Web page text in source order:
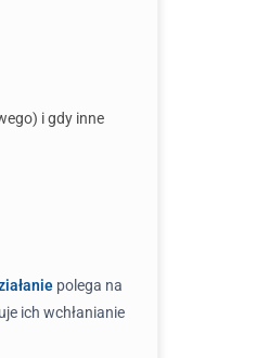
i gdy inne
polega na
ich wchłanianie